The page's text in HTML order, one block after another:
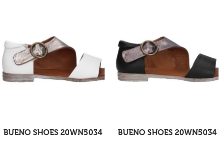
BUENO SHOES 20WN5034 BUENO SHOES 20WN5034